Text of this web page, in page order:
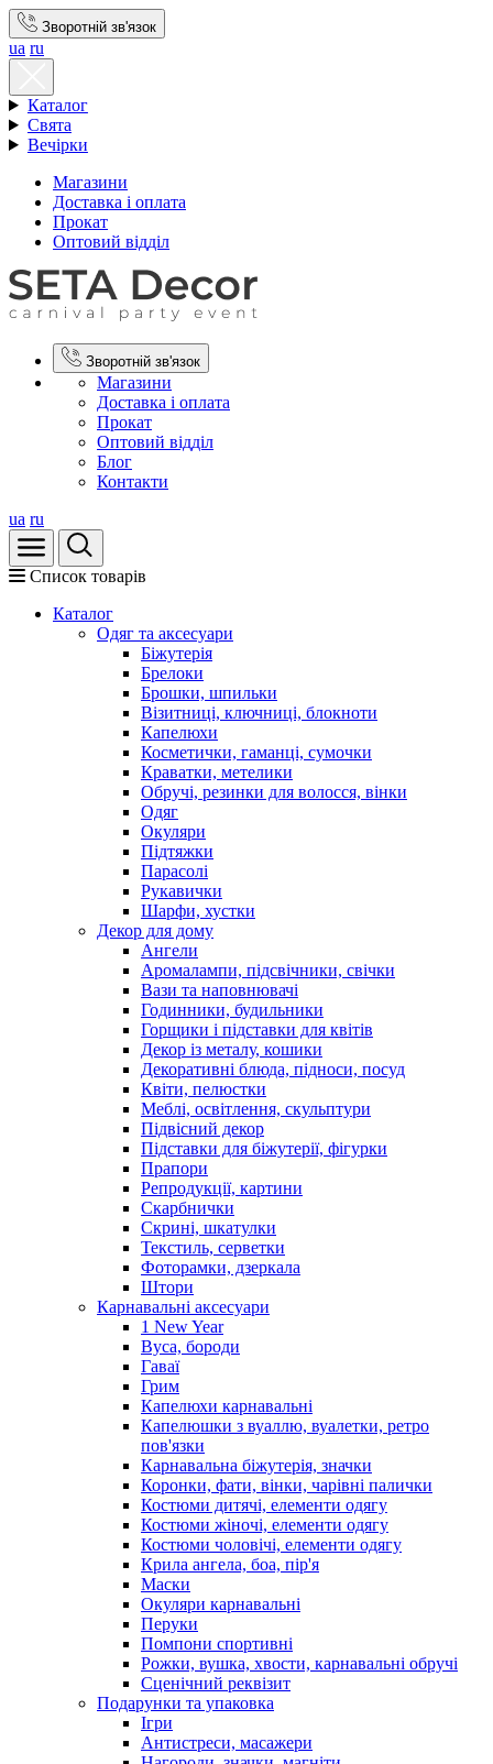
Зворотній зв'язок
ua ru
Каталог
Свята
Вечірки
Магазини
Доставка і оплата
Прокат
Оптовий відділ
Зворотній зв'язок
Магазини
Доставка і оплата
Прокат
Оптовий відділ
Блог
Контакти
ua ru
Список товарів
Каталог
Oдяг та аксесуари
Біжутерія
Брелоки
Брошки, шпильки
Візитниці, ключниці, блокноти
Капелюхи
Косметички, гаманці, сумочки
Краватки, метелики
Обручі, резинки для волосся, вінки
Одяг
Окуляри
Підтяжки
Парасолі
Рукавички
Шарфи, хустки
Декор для дому
Ангели
Аромалампи, підсвічники, свічки
Вази та наповнювачі
Годинники, будильники
Горщики і підставки для квітів
Декор із металу, кошики
Декоративні блюда, підноси, посуд
Квіти, пелюстки
Меблі, освітлення, скульптури
Підвісний декор
Підставки для біжутерії, фігурки
Прапори
Репродукції, картини
Скарбнички
Скрині, шкатулки
Текстиль, серветки
Фоторамки, дзеркала
Штори
Карнавальні аксесуари
1 New Year
Вуса, бороди
Гаваї
Грим
Капелюхи карнавальні
Капелюшки з вуаллю, вуалетки, ретро
пов'язки
Карнавальна біжутерія, значки
Коронки, фати, вінки, чарівні палички
Костюми дитячі, елементи одягу
Костюми жіночі, елементи одягу
Костюми чоловічі, елементи одягу
Крила ангела, боа, пір'я
Маски
Окуляри карнавальні
Перуки
Помпони спортивні
Рожки, вушка, хвости, карнавальні обручі
Сценічний реквізит
Подарунки та упаковка
Ігри
Антистреси, масажери